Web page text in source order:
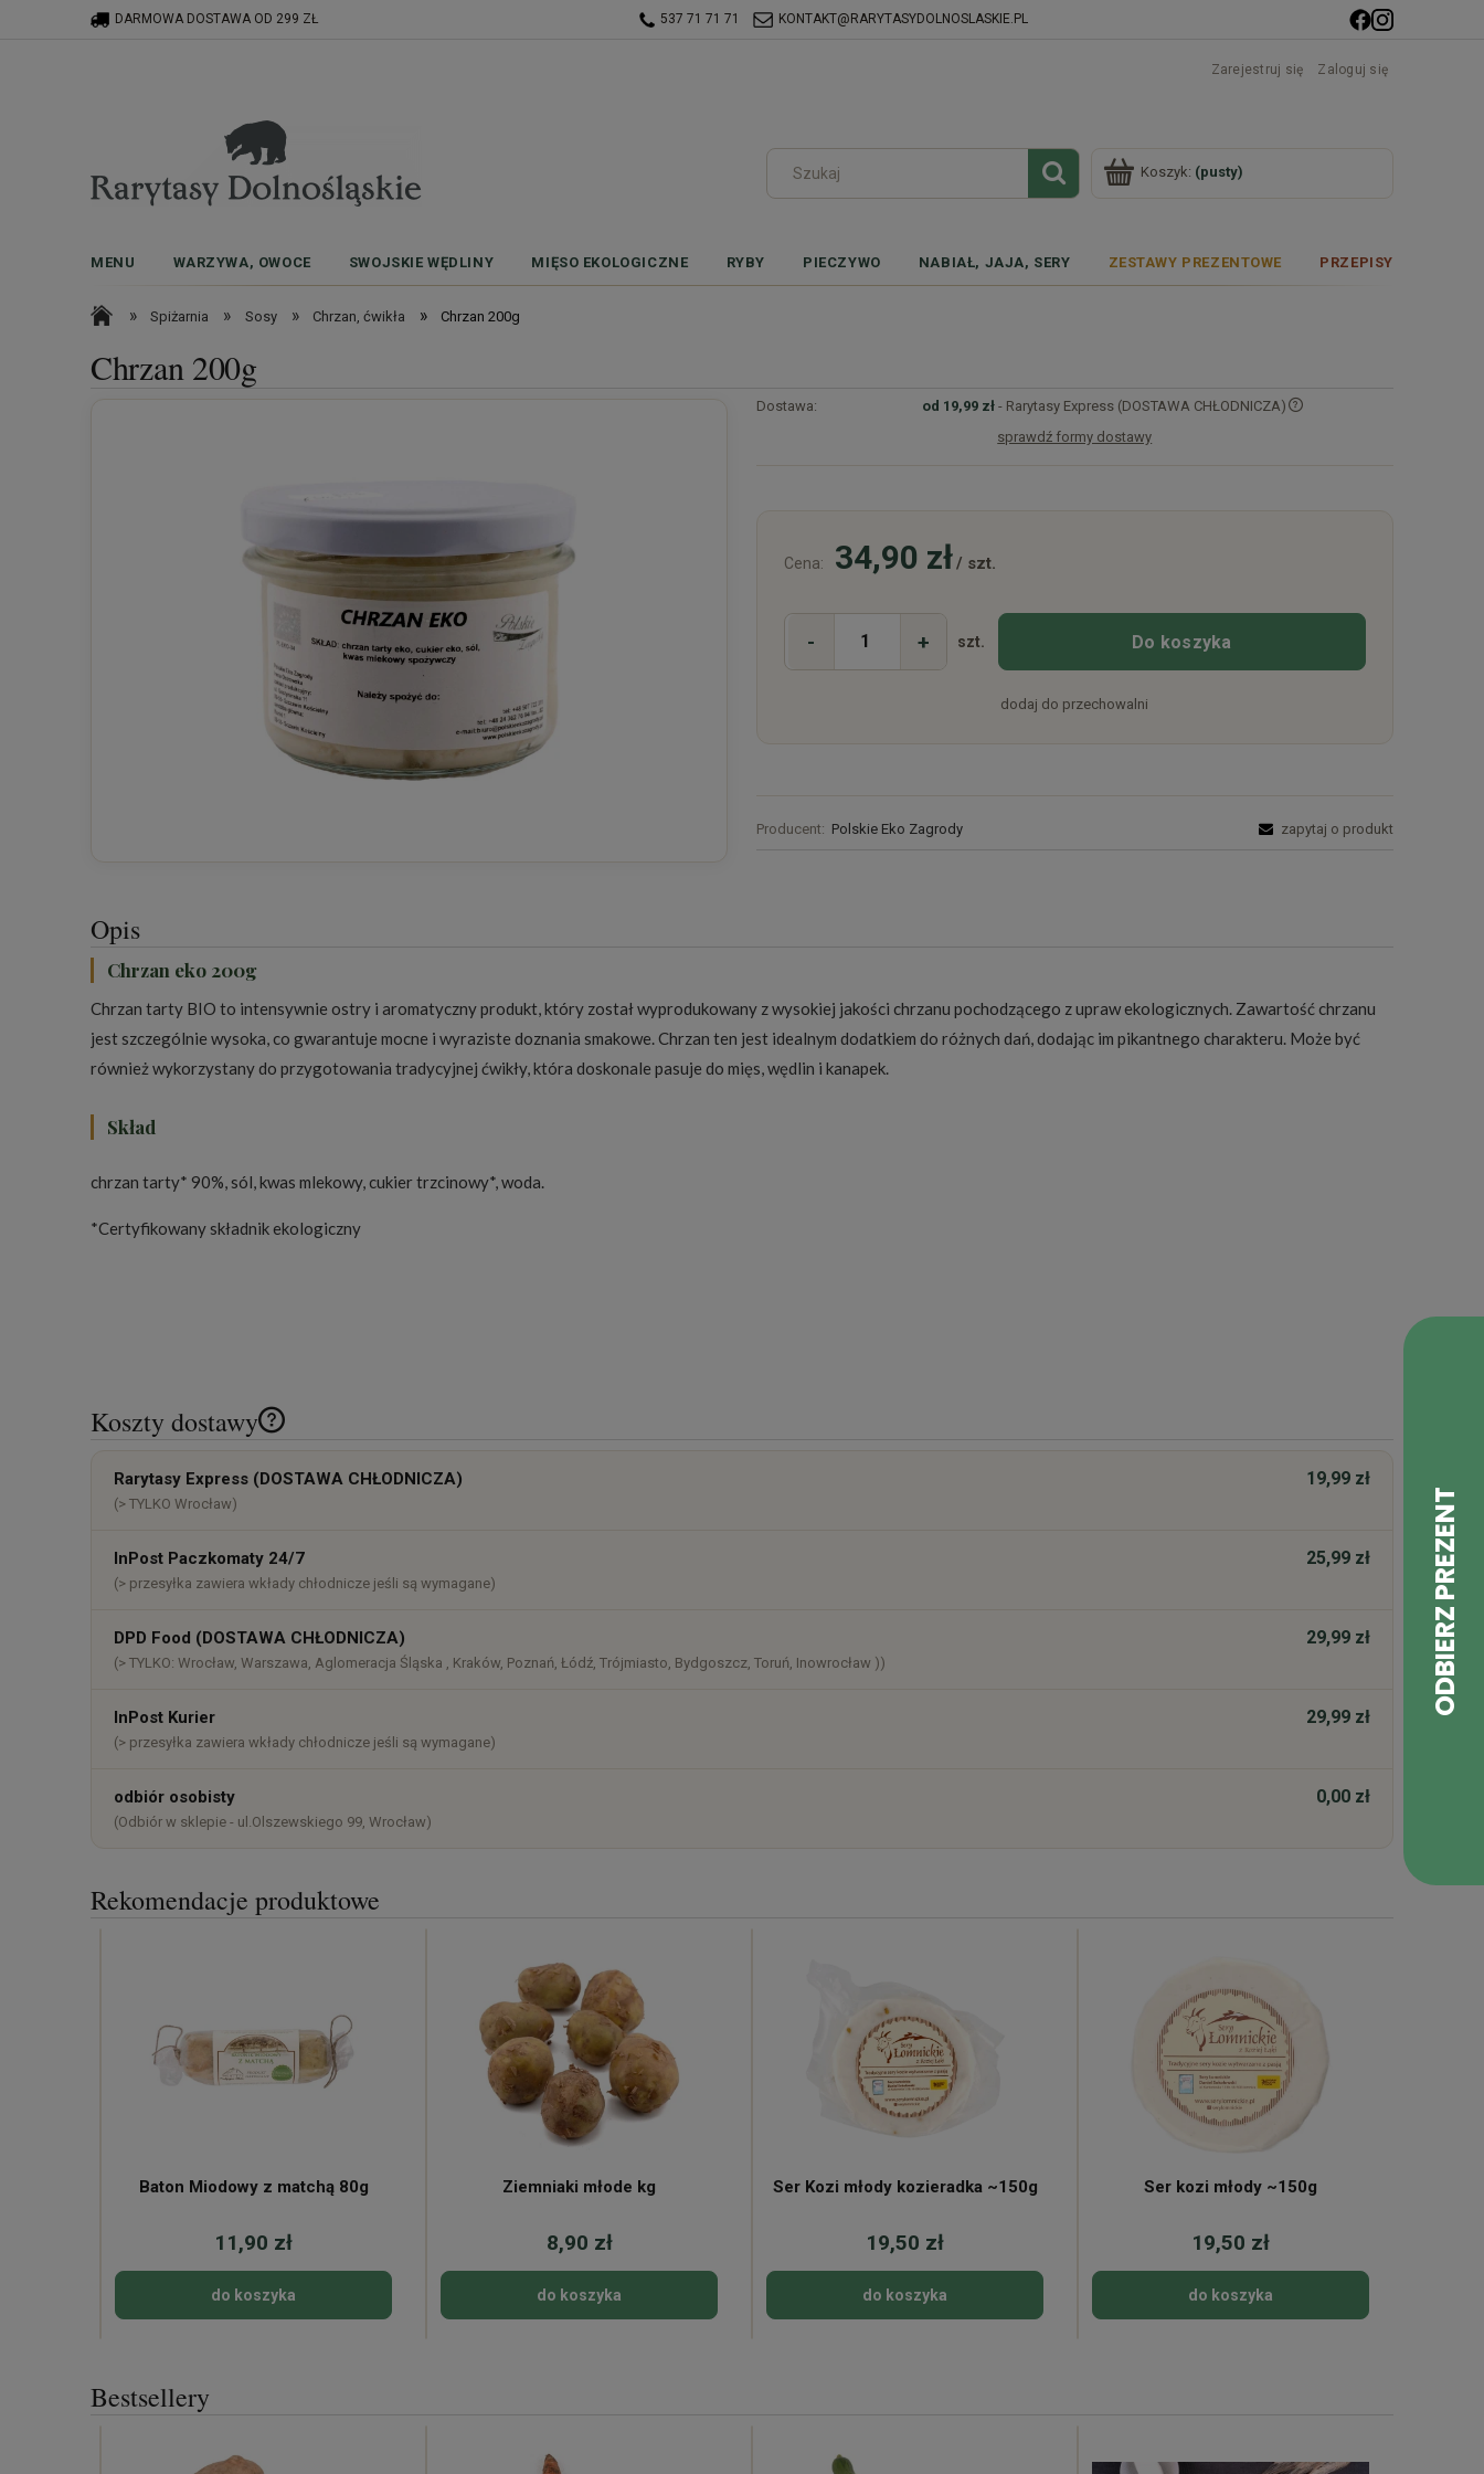
DARMOWA DOSTAWA OD 299 ZŁ 537 71 71 71 KONTAKT@RARYTASYDOLNOSLASKIE.PL
Zarejestruj się Zaloguj się
Koszyk: (pusty)
MENU WARZYWA, OWOCE SWOJSKIE WĘDLINY MIĘSO EKOLOGICZNE RYBY PIECZYWO NABIAŁ, JAJA, SERY ZESTAWY PREZENTOWE PRZEPISY
» Spiżarnia » Sosy » Chrzan, ćwikła » Chrzan 200g
Chrzan 200g
Dostawa: od 19,99 zł - Rarytasy Express (DOSTAWA CHŁODNICZA)
sprawdź formy dostawy
Cena: 34,90 zł/ szt.
- + szt. Do koszyka
dodaj do przechowalni
Producent: Polskie Eko Zagrody zapytaj o produkt
Opis
Chrzan eko 200g
Chrzan tarty BIO to intensywnie ostry i aromatyczny produkt, który został wyprodukowany z wysokiej jakości chrzanu pochodzącego z upraw ekologicznych. Zawartość chrzanu
jest szczególnie wysoka, co gwarantuje mocne i wyraziste doznania smakowe. Chrzan ten jest idealnym dodatkiem do różnych dań, dodając im pikantnego charakteru. Może być
również wykorzystany do przygotowania tradycyjnej ćwikły, która doskonale pasuje do mięs, wędlin i kanapek.
Skład
chrzan tarty* 90%, sól, kwas mlekowy, cukier trzcinowy*, woda.
*Certyfikowany składnik ekologiczny
Koszty dostawy
Cena nie zawiera ewentualnych kosztów
Rarytasy Express (DOSTAWA CHŁODNICZA)
(> TYLKO Wrocław)
19,99 zł
InPost Paczkomaty 24/7
(> przesyłka zawiera wkłady chłodnicze jeśli są wymagane)
25,99 zł
DPD Food (DOSTAWA CHŁODNICZA)
(> TYLKO: Wrocław, Warszawa, Aglomeracja Śląska , Kraków, Poznań, Łódź, Trójmiasto, Bydgoszcz, Toruń, Inowrocław ))
29,99 zł
InPost Kurier
(> przesyłka zawiera wkłady chłodnicze jeśli są wymagane)
29,99 zł
odbiór osobisty
(Odbiór w sklepie - ul.Olszewskiego 99, Wrocław)
0,00 zł
Rekomendacje produktowe
Baton Miodowy z matchą 80g
11,90 zł
do koszyka
Ziemniaki młode kg
8,90 zł
do koszyka
Ser Kozi młody kozieradka ~150g
19,50 zł
do koszyka
Ser kozi młody ~150g
19,50 zł
do koszyka
Bestsellery